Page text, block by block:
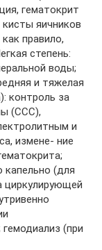
гематокрит
яичников
правило,
степень:
воды;
и тяжелая
контроль за
(ССС),
и
измене- ние
капельно (для
циркулирующей
(при